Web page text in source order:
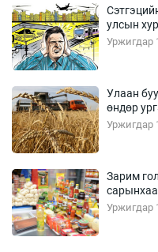
улсын
Уржигдар
Улаан
өндөр
Уржигдар
Зарим
Уржигдар